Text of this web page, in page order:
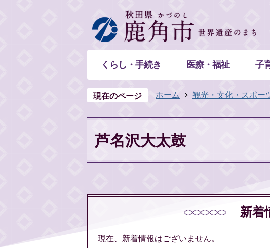
くらし・手続き 医療・福祉 子
現在のページ ホーム 観光・文化・スポー
芦名沢大太鼓
新着
現在、新着情報はございません。